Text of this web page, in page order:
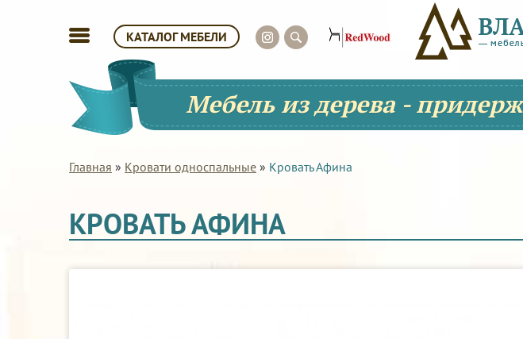
КАТАЛОГ МЕБЕЛИ
Мебель из дерева -
Главная » Кровати односпальные » Кровать Афина
КРОВАТЬ АФИНА